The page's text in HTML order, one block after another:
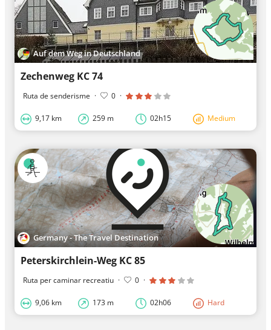
Auf dem Weg in Deutschland
Zechenweg KC 74
Ruta de senderisme · 0 ·
9,17 km 259 m 02h15 Medium
Germany - The Travel Destination
Peterskirchlein-Weg KC 85
Ruta per caminar recreatiu · 0 ·
9,06 km 173 m 02h06 Hard